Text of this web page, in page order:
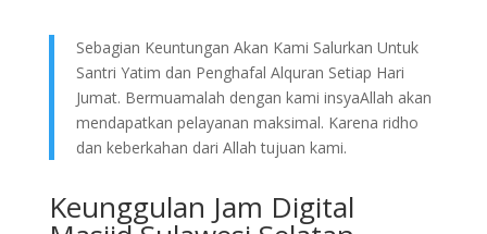
Sebagian Keuntungan Akan Kami Salurkan Untuk
Santri Yatim dan Penghafal Alquran Setiap Hari
Jumat. Bermuamalah dengan kami insyaAllah akan
mendapatkan pelayanan maksimal. Karena ridho
dan keberkahan dari Allah tujuan kami.
Keunggulan Jam Digital